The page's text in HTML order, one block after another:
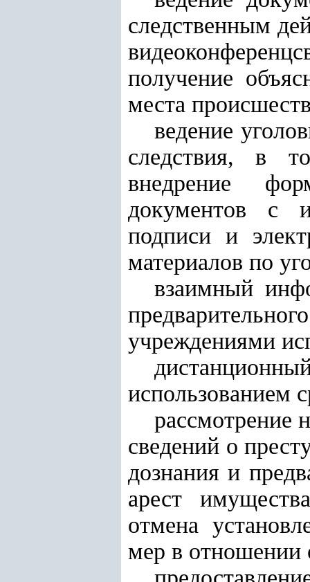
следственным
получение
места
ведение
следствия, в
внедрение
документов с
подписи и
материалов по
взаимный
учреждениями
использованием
рассмотрение
сведений о
дознания и
арест
отмена
мер в отношении